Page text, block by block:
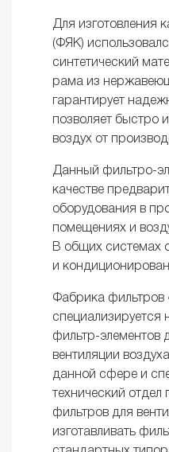
Для изготовления
(ФЯК)
синтетический
рама из
гарантирует
позволяет быстро
воздух от
Данный фильтро-
качестве
оборудования в
помещениях и
В общих системах
и
Фабрика фильтров
специализируется
фильтр-элементов
вентиляции
данной сфере и
технический отдел
фильтров для
изготавливать